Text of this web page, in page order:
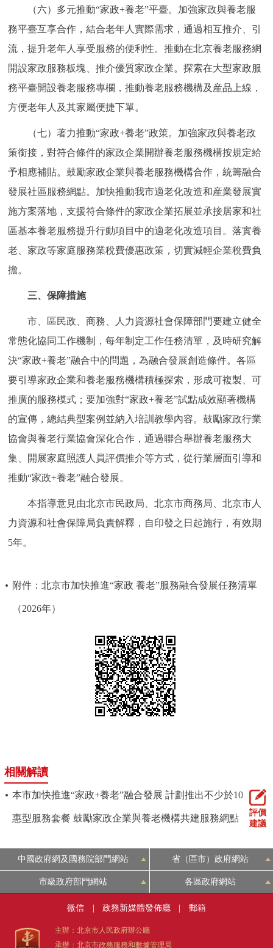
（六）多元推動“家政+養老”平臺。加強家政與養老服
務平臺互享合作，結合老年人實際需求，通過相互推介、引
流，提升老年人享受服務的便利性。推動在北京養老服務網
開設家政服務板塊、推介優質家政企業。探索在大型家政服
務平臺開設養老服務專欄，推動養老服務機構及産品上線，
方便老年人及其家屬便捷下單。
（七）著力推動“家政+養老”政策。加強家政與養老政
策銜接，對符合條件的家政企業開辦養老服務機構按規定給
予相應補貼。鼓勵家政企業與養老服務機構合作，統籌融合
發展社區服務網點。加快推動我市適老化改造和産業發展實
施方案落地，支援符合條件的家政企業拓展並承接居家和社
區基本養老服務提升行動項目中的適老化改造項目。落實養
老、家政等家庭服務業稅費優惠政策，切實減輕企業稅費負
擔。
三、保障措施
市、區民政、商務、人力資源社會保障部門要建立健全
常態化協同工作機制，每年制定工作任務清單，及時研究解
決“家政+養老”融合中的問題，為融合發展創造條件。各區
要引導家政企業和養老服務機構積極探索，形成可複製、可
推廣的服務模式；要加強對“家政+養老”試點成效顯著機構
的宣傳，總結典型案例並納入培訓教學內容。鼓勵家政行業
協會與養老行業協會深化合作，通過聯合舉辦養老服務大
集、開展家庭照護人員評價推介等方式，從行業層面引導和
推動“家政+養老”融合發展。
本指導意見由北京市民政局、北京市商務局、北京市人
力資源和社會保障局負責解釋，自印發之日起施行，有效期
5年。
附件：北京市加快推進“家政 養老”服務融合發展任務清單
（2026年）
相關解讀
本市加快推進“家政+養老”融合發展 計劃推出不少於10套普
惠型服務套餐 鼓勵家政企業與養老機構共建服務網點
評價
建議
中國政府網及國務院部門網站 省（區市）政府網站
市級政府部門網站 各區政府網站
微信 政務新媒體發佈廳 郵箱
主辦：北京市人民政府辦公廳
承辦：北京市政務服務和數據管理局